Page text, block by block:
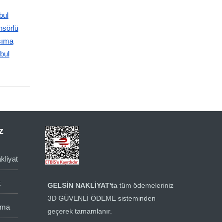
GELSİN NAKLİYAT'ta tüm ödemeleriniz
3D GÜVENLİ ÖDEME sisteminden
geçerek tamamlanır.